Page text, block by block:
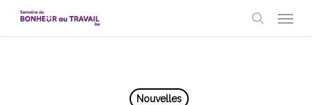
Menu
Nouvelles